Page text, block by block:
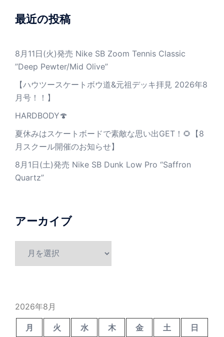
最近の投稿
8月11日(火)発売 Nike SB Zoom Tennis Classic
”Deep Pewter/Mid Olive”
【ハウツースケートボウ道&元祖デッキ拝見 2026年8
月号！！】
HARDBODY🍄
夏休みはスケートボードで素敵な思い出GET！🌻【8
月スクール開催のお知らせ】
8月1日(土)発売 Nike SB Dunk Low Pro “Saffron
Quartz”
アーカイブ
2026年8月
月 火 水 木 金 土
日